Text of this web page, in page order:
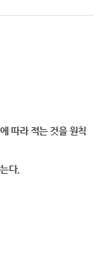
따라 적는 것을 원칙
다.